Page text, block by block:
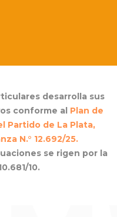
desarrolla sus
conforme al Plan de
Partido de La Plata,
N.° 12.692/25.
se rigen por la
10.